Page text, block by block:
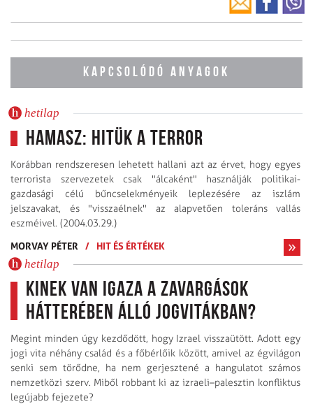
KAPCSOLÓDÓ ANYAGOK
hetilap
Hamasz: hitük a terror
Korábban rendszeresen lehetett hallani azt az érvet, hogy egyes
terrorista szervezetek csak "álcaként" használják politikai-
gazdasági célú bűncselekményeik leplezésére az iszlám
jelszavakat, és "visszaélnek" az alapvetően toleráns vallás
eszméivel. (2004.03.29.)
MORVAY PÉTER
/ HIT ÉS ÉRTÉKEK
hetilap
Kinek van igaza a zavargások
hátterében álló jogvitákban?
Megint minden úgy kezdődött, hogy Izrael visszaütött. Adott egy
jogi vita néhány család és a főbérlőik között, amivel az égvilágon
senki sem törődne, ha nem gerjesztené a hangulatot számos
nemzetközi szerv. Miből robbant ki az izraeli–palesztin konfliktus
legújabb fejezete?